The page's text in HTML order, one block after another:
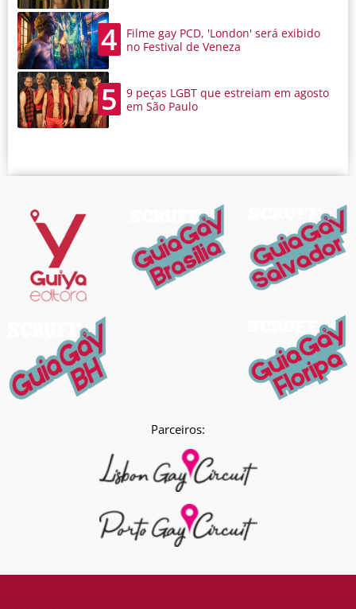
4
Filme gay PCD, 'London' será exibido
no Festival de Veneza
5
9 peças LGBT que estreiam em agosto
em São Paulo
Parceiros: